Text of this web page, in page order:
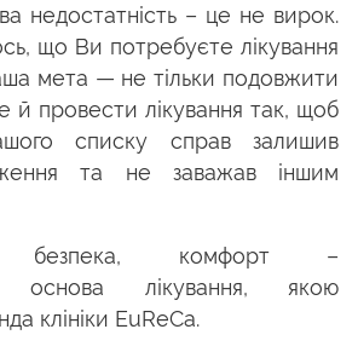
недостатність – це не вирок.
що Ви потребуєте лікування
мета — не тільки подовжити
й провести лікування так, щоб
списку справ залишив
та не заважав іншим
безпека, комфорт –
основа лікування, якою
клініки EuReCa.